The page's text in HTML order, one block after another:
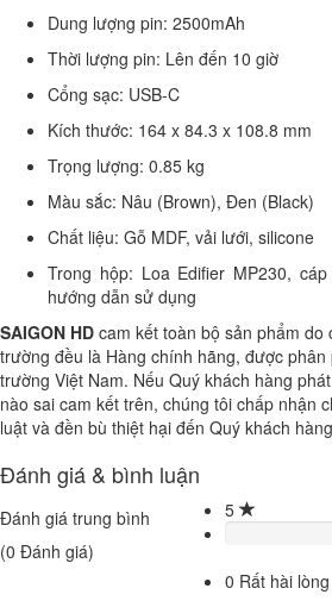
Dung lượng pin: 2500mAh
Thời lượng pin: Lên đến 10 giờ
Cổng sạc: USB-C
Kích thước: 164 x 84.3 x 108.8 mm
Trọng lượng: 0.85 kg
Màu sắc: Nâu (Brown), Đen (Black)
Chất liệu: Gỗ MDF, vải lưới, silicone
Trong hộp: Loa Edifier MP230,
hướng dẫn sử dụng
SAIGON HD cam kết toàn bộ sản phẩm do
trường đều là Hàng chính hãng, được
trường Việt Nam. Nếu Quý khách hàng
nào sai cam kết trên, chúng tôi chấp nhận
luật và đền bù thiệt hại đến Quý khách
Đánh giá & bình luận
Đánh giá trung bình
(0 Đánh giá)
5
0 Rất hài lòng